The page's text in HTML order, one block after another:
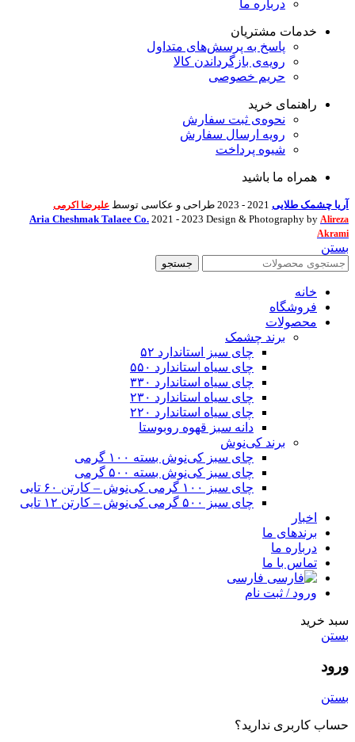
درباره ما
خدمات مشتریان
پاسخ به پرسش‌های متداول
رویه‌ی بازگرداندن کالا
حریم خصوصی
راهنمای خرید
نحوه‌ی ثبت سفارش
رویه ارسال سفارش
شیوه پرداخت
همراه ما باشید
آریا چشمک طلایی 2021 - 2023 طراحی و عکاسی توسط علیرضا اکرمی
Aria Cheshmak Talaee Co. 2021 - 2023 Design & Photography by Alireza
Akrami
بستن
جستجو
خانه
فروشگاه
محصولات
برند چشمک
چای سبز استاندارد ۵۲
چای سیاه استاندارد ۵۵۰
چای سیاه استاندارد ۳۳۰
چای سیاه استاندارد ۲۳۰
چای سیاه استاندارد ۲۲۰
دانه سبز قهوه روبوستا
برند کی‌نوش
چای سبز کی‌نوش بسته ۱۰۰ گرمی
چای سبز کی‌نوش بسته ۵۰۰ گرمی
چای سبز ۱۰۰ گرمی کی‌نوش – کارتن ۶۰ تایی
چای سبز ۵۰۰ گرمی کی‌نوش – کارتن ۱۲ تایی
اخبار
برندهای ما
درباره ما
تماس با ما
فارسی
ورود / ثبت نام
سبد خرید
بستن
ورود
بستن
حساب کاربری ندارید؟